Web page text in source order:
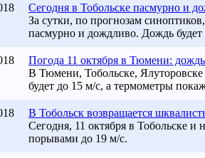
Сегодня в Тобольске пасмурно и
За сутки, по прогнозам
пасмурно и дождливо. Дождь будет
Погода 11 октября в Тюмени:
В Тюмени, Тобольске, Ялуторовске
будет до 15 м/с, а термометры
В Тобольск возвращается
Сегодня, 11 октября в Тобольске и
порывами до 19 м/с.